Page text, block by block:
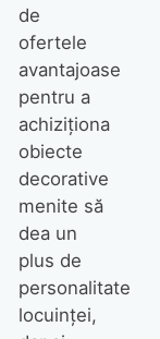
de
ofertele
avantajoase
pentru a
achiziționa
obiecte
decorative
menite să
dea un
plus de
personalitate
locuinței,